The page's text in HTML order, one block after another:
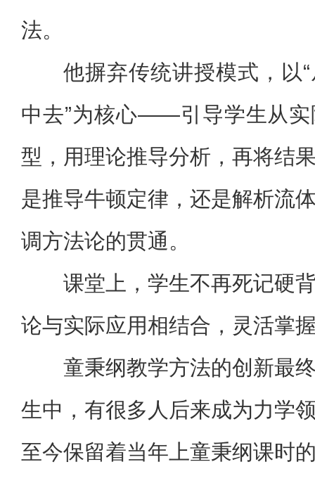
法。
他摒弃传统讲授模式，以
中去”为核心——引导学生从实
型，用理论推导分析，再将结
是推导牛顿定律，还是解析流
调方法论的贯通。
课堂上，学生不再死记硬
论与实际应用相结合，灵活掌
童秉纲教学方法的创新最
生中，有很多人后来成为力学
至今保留着当年上童秉纲课时